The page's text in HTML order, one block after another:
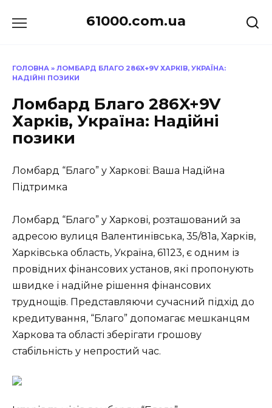
до
61000.com.ua
ГОЛОВНА » ЛОМБАРД БЛАГО 286X+9V ХАРКІВ, УКРАЇНА:
НАДІЙНІ ПОЗИКИ
Ломбард Благо 286X+9V
Харків, Україна: Надійні
позики
Ломбард “Благо” у Харкові: Ваша Надійна
Підтримка
Ломбард “Благо” у Харкові, розташований за
адресою вулиця Валентинівська, 35/81а, Харків,
Харківська область, Україна, 61123, є одним із
провідних фінансових установ, які пропонують
швидке і надійне рішення фінансових
труднощів. Представляючи сучасний підхід до
кредитування, “Благо” допомагає мешканцям
Харкова та області зберігати грошову
стабільність у непростий час.